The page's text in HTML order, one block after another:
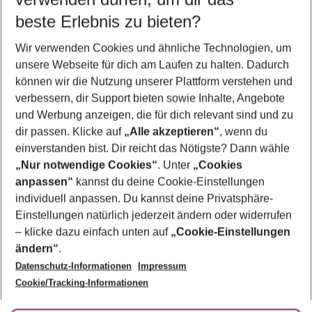
5-8 Nächte
2 Erwachsene Keine Kinder
Mehr Filter anzeigen
Footer
Footer navigation
Über uns
AGB
Bestpreisgarantie
Cookie-Einstellungen ändern
Cookie-Richtlinie
Agenturbetreuung
Barrierefreies Reisen
Folge uns
beste Erlebnis zu bieten?
Wir verwenden Cookies und ähnliche Technologien, um
unsere Webseite für dich am Laufen zu halten. Dadurch
können wir die Nutzung unserer Plattform verstehen und
verbessern, dir Support bieten sowie Inhalte, Angebote
und Werbung anzeigen, die für dich relevant sind und zu
dir passen. Klicke auf „Alle akzeptieren“, wenn du
einverstanden bist. Dir reicht das Nötigste? Dann wähle
„Nur notwendige Cookies“. Unter „Cookies
anpassen“ kannst du deine Cookie-Einstellungen
individuell anpassen. Du kannst deine Privatsphäre-
Einstellungen natürlich jederzeit ändern oder widerrufen
– klicke dazu einfach unten auf „Cookie-Einstellungen
ändern“.
Datenschutz-Informationen
Impressum
Cookie/Tracking-Informationen